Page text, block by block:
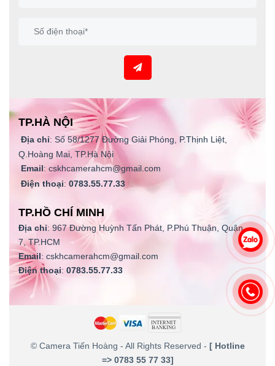
TP.HÀ NỘI
Địa chỉ: Số 58/1277 Đường Giải Phóng, P.Thịnh Liệt,
Q.Hoàng Mai, TP.Hà Nội
Email: cskhcamerahcm@gmail.com
Điện thoại: 0783.55.77.33
TP.HỒ CHÍ MINH
Địa chỉ: 967 Đường Huỳnh Tấn Phát, P.Phú Thuận, Quận
7, TP.HCM
Email: cskhcamerahcm@gmail.com
Điện thoại: 0783.55.77.33
© Camera Tiến Hoàng - All Rights Reserved - [ Hotline
=> 0783 55 77 33]